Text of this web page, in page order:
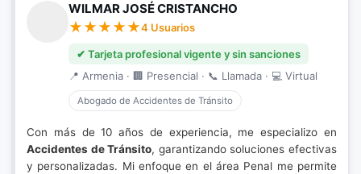
WILMAR JOSÉ CRISTANCHO
4 Usuarios
✔ Tarjeta profesional vigente y sin sanciones
📍 Armenia · 🏢 Presencial · 📞 Llamada · 💻 Virtual
Abogado de Accidentes de Tránsito
Con más de 10 años de experiencia, me especializo en
Accidentes de Tránsito, garantizando soluciones efectivas
y personalizadas. Mi enfoque en el área Penal me permite